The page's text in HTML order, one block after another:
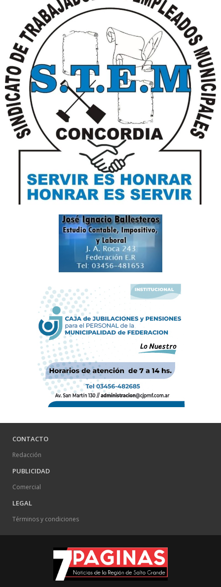
CONTACTO
Redacción
PUBLICIDAD
Comercial
LEGAL
Términos y condiciones